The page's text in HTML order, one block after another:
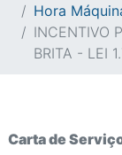
Hora
INCENTIVO
BRITA - LEI
Carta de